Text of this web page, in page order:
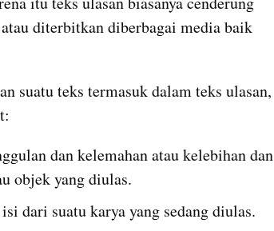
diterbitkan diberbagai media baik
suatu teks termasuk dalam teks ulasan,
dan kelemahan atau kelebihan dan
objek yang diulas.
dari suatu karya yang sedang diulas.